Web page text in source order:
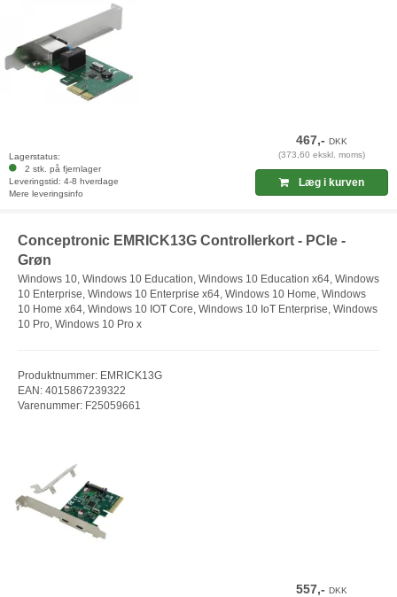
Lagerstatus:
2 stk. på fjernlager
Leveringstid: 4-8 hverdage
Mere leveringsinfo
467,-DKK
(373,60 ekskl. moms)
Læg i kurven
Conceptronic EMRICK13G Controllerkort - PCIe -
Grøn
Windows 10, Windows 10 Education, Windows 10 Education x64, Windows
10 Enterprise, Windows 10 Enterprise x64, Windows 10 Home, Windows
10 Home x64, Windows 10 IOT Core, Windows 10 IoT Enterprise, Windows
10 Pro, Windows 10 Pro x
Produktnummer: EMRICK13G
EAN: 4015867239322
Varenummer: F25059661
557,-DKK